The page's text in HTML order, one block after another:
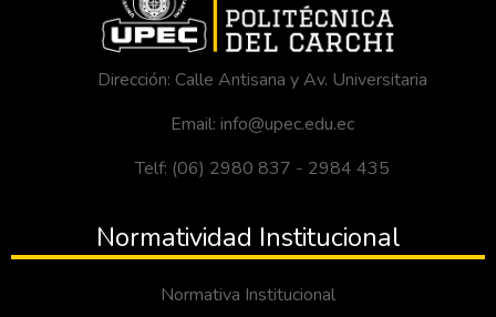
Dirección: Calle Antisana y Av. Universitaria
Email: info@upec.edu.ec
Telf: (06) 2980 837 - 2984 435
Normatividad Institucional
Normativa Institucional